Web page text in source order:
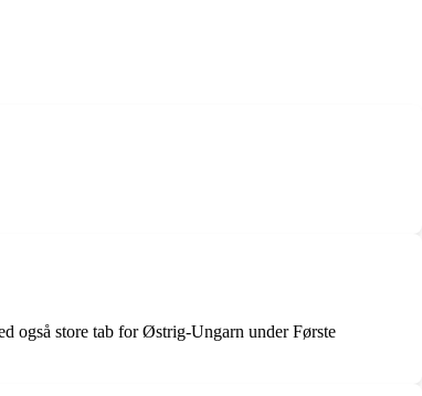
også store tab for Østrig-Ungarn under Første